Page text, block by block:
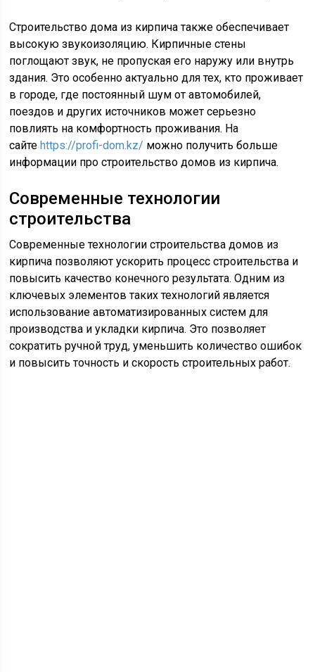
Строительство дома из кирпича также обеспечивает
высокую звукоизоляцию. Кирпичные стены
поглощают звук, не пропуская его наружу или внутрь
здания. Это особенно актуально для тех, кто проживает
в городе, где постоянный шум от автомобилей,
поездов и других источников может серьезно
повлиять на комфортность проживания. На
сайтеhttps://profi-dom.kz/ можно получить больше
информации про строительство домов из кирпича.
Современные технологии
строительства
Современные технологии строительства домов из
кирпича позволяют ускорить процесс строительства и
повысить качество конечного результата. Одним из
ключевых элементов таких технологий является
использование автоматизированных систем для
производства и укладки кирпича. Это позволяет
сократить ручной труд, уменьшить количество ошибок
и повысить точность и скорость строительных работ.